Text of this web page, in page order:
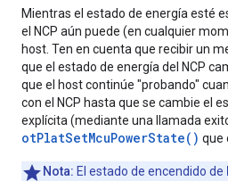
Mientras el estado de energía esté
el NCP aún puede (en cualquier
host. Ten en cuenta que recibir un
que el estado de energía del NCP
que el host continúe "probando"
con el NCP hasta que se cambie el
explícita (mediante una llamada
otPlatSetMcuPowerState() que
Nota: El estado de encendido de